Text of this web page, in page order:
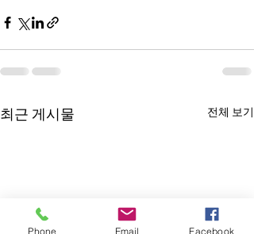
최근 게시물 전체 보기
Phone Email Facebook